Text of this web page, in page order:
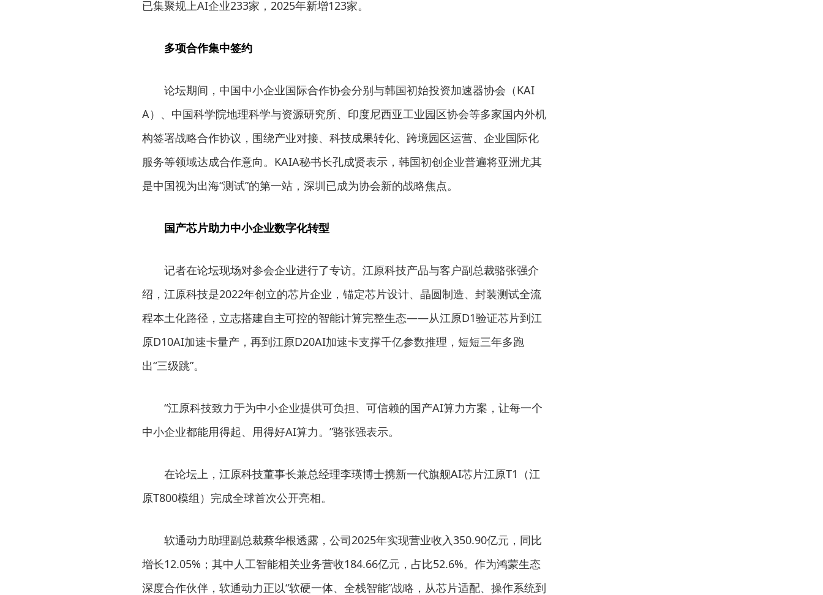
已集聚规上AI企业233家，2025年新增123家。
多项合作集中签约
论坛期间，中国中小企业国际合作协会分别与韩国初始投资加速器协会（KAI
A）、中国科学院地理科学与资源研究所、印度尼西亚工业园区协会等多家国内外机
构签署战略合作协议，围绕产业对接、科技成果转化、跨境园区运营、企业国际化
服务等领域达成合作意向。KAIA秘书长孔成贤表示，韩国初创企业普遍将亚洲尤其
是中国视为出海“测试”的第一站，深圳已成为协会新的战略焦点。
国产芯片助力中小企业数字化转型
记者在论坛现场对参会企业进行了专访。江原科技产品与客户副总裁骆张强介
绍，江原科技是2022年创立的芯片企业，锚定芯片设计、晶圆制造、封装测试全流
程本土化路径，立志搭建自主可控的智能计算完整生态——从江原D1验证芯片到江
原D10AI加速卡量产，再到江原D20AI加速卡支撑千亿参数推理，短短三年多跑
出“三级跳”。
“江原科技致力于为中小企业提供可负担、可信赖的国产AI算力方案，让每一个
中小企业都能用得起、用得好AI算力。”骆张强表示。
在论坛上，江原科技董事长兼总经理李瑛博士携新一代旗舰AI芯片江原T1（江
原T800模组）完成全球首次公开亮相。
软通动力助理副总裁蔡华根透露，公司2025年实现营业收入350.90亿元，同比
增长12.05%；其中人工智能相关业务营收184.66亿元，占比52.6%。作为鸿蒙生态
深度合作伙伴，软通动力正以“软硬一体、全栈智能”战略，从芯片适配、操作系统到